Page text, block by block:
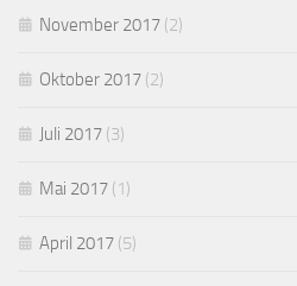
November 2017 (2)
Oktober 2017 (2)
Juli 2017 (3)
Mai 2017 (1)
April 2017 (5)